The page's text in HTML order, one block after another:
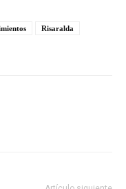
Risaralda